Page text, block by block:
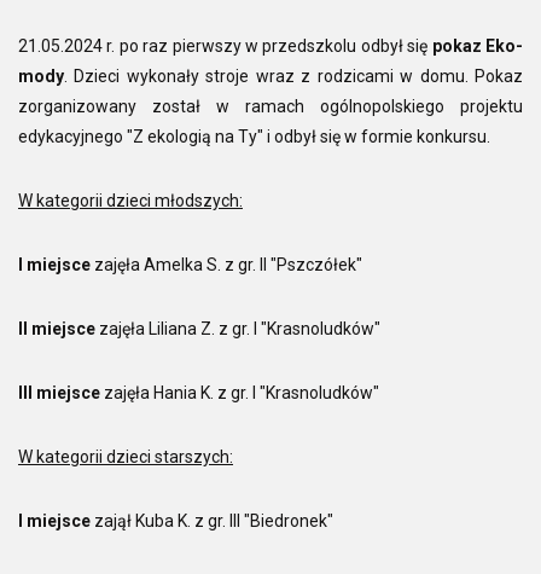
21.05.2024 r. po raz pierwszy w przedszkolu odbył się pokaz Eko-
mody. Dzieci wykonały stroje wraz z rodzicami w domu. Pokaz
zorganizowany został w ramach ogólnopolskiego projektu
edykacyjnego "Z ekologią na Ty" i odbył się w formie konkursu.
W kategorii dzieci młodszych:
I miejsce zajęła Amelka S. z gr. II "Pszczółek"
II miejsce zajęła Liliana Z. z gr. I "Krasnoludków"
III miejsce zajęła Hania K. z gr. I "Krasnoludków"
W kategorii dzieci starszych:
I miejsce zajął Kuba K. z gr. III "Biedronek"